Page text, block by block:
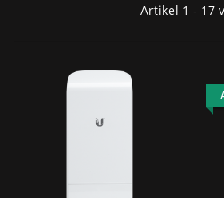
Artikel 1 - 17